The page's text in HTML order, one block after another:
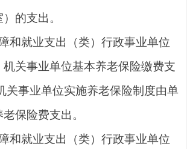
的支出。
和就业支出（类）行政事业单位
关事业单位基本养老保险缴费支
关事业单位实施养老保险制度由单
保险费支出。
和就业支出（类）行政事业单位